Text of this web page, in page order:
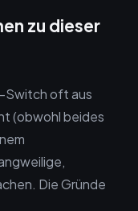
zu dieser
Switch oft aus
(obwohl beides
Die Gründe